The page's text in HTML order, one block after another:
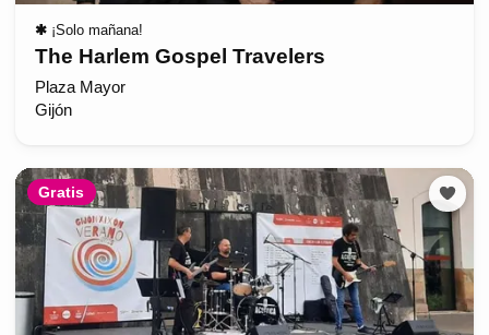
✱ ¡Solo mañana!
The Harlem Gospel Travelers
Plaza Mayor
Gijón
Gratis